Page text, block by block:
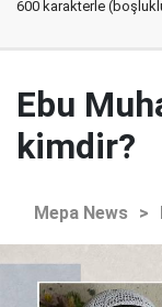
600 karakterle
Ebu
kimdir?
Mepa News >